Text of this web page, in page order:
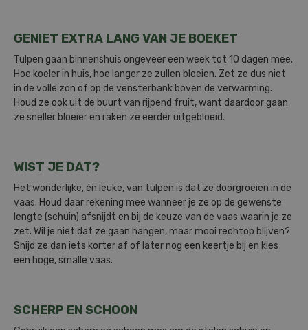
GENIET EXTRA LANG VAN JE BOEKET
Tulpen gaan binnenshuis ongeveer een week tot 10 dagen mee.
Hoe koeler in huis, hoe langer ze zullen bloeien. Zet ze dus niet
in de volle zon of op de vensterbank boven de verwarming.
Houd ze ook uit de buurt van rijpend fruit, want daardoor gaan
ze sneller bloeier en raken ze eerder uitgebloeid.
WIST JE DAT?
Het wonderlijke, én leuke, van tulpen is dat ze doorgroeien in de
vaas. Houd daar rekening mee wanneer je ze op de gewenste
lengte (schuin) afsnijdt en bij de keuze van de vaas waarin je ze
zet. Wil je niet dat ze gaan hangen, maar mooi rechtop blijven?
Snijd ze dan iets korter af of later nog een keertje bij en kies
een hoge, smalle vaas.
SCHERP EN SCHOON